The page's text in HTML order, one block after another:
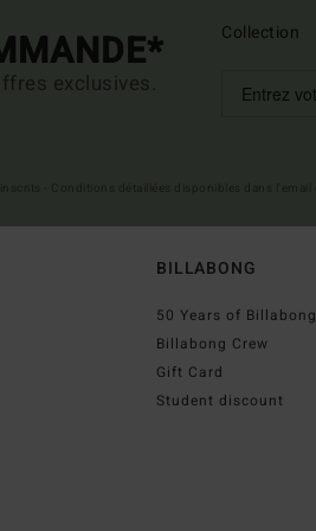
exclusives.
Collection
BILLABONG
50 Years of Billabong
Billabong Crew
Gift Card
Student discount